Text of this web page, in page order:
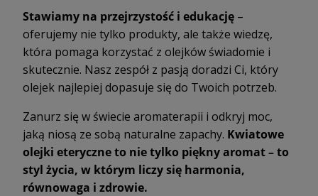
Stawiamy na przejrzystość i edukację –
oferujemy nie tylko produkty, ale także wiedzę,
która pomaga korzystać z olejków świadomie i
skutecznie. Nasz zespół z pasją doradzi Ci, który
olejek najlepiej dopasuje się do Twoich potrzeb.
Zanurz się w świecie aromaterapii i odkryj moc,
jaką niosą ze sobą naturalne zapachy. Kwiatowe
olejki eteryczne to nie tylko piękny aromat – to
styl życia, w którym liczy się harmonia,
równowaga i zdrowie.